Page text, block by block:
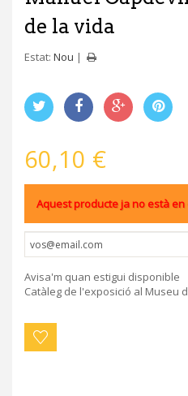
de la vida
Estat: Nou
60,10 €
Aquest producte ja no està en
Avisa'm quan estigui disponible
Catàleg de l'exposició al Museu